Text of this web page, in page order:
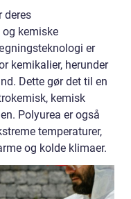
deres
kemiske
er
kemikalier, herunder
Dette gør det til en
kemisk
Polyurea er også
temperaturer,
og kolde klimaer.